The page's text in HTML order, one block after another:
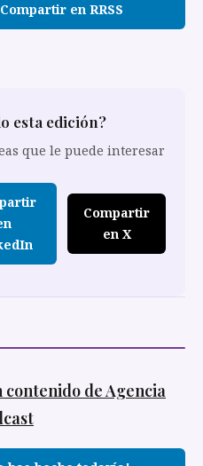
en RRSS
esta edición?
que le puede interesar
Compartir
en X
contenido de Agencia